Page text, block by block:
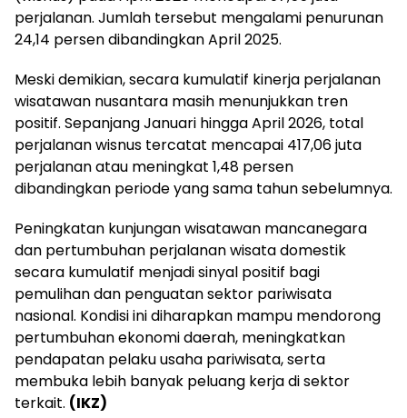
perjalanan. Jumlah tersebut mengalami penurunan
24,14 persen dibandingkan April 2025.
Meski demikian, secara kumulatif kinerja perjalanan
wisatawan nusantara masih menunjukkan tren
positif. Sepanjang Januari hingga April 2026, total
perjalanan wisnus tercatat mencapai 417,06 juta
perjalanan atau meningkat 1,48 persen
dibandingkan periode yang sama tahun sebelumnya.
Peningkatan kunjungan wisatawan mancanegara
dan pertumbuhan perjalanan wisata domestik
secara kumulatif menjadi sinyal positif bagi
pemulihan dan penguatan sektor pariwisata
nasional. Kondisi ini diharapkan mampu mendorong
pertumbuhan ekonomi daerah, meningkatkan
pendapatan pelaku usaha pariwisata, serta
membuka lebih banyak peluang kerja di sektor
terkait. (IKZ)